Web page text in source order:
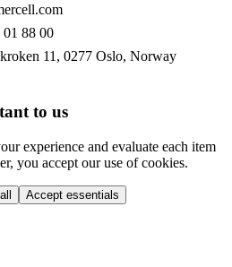
01 88 00
11, 0277 Oslo, Norway
to us
experience and evaluate each item
you accept our use of cookies.
Accept essentials